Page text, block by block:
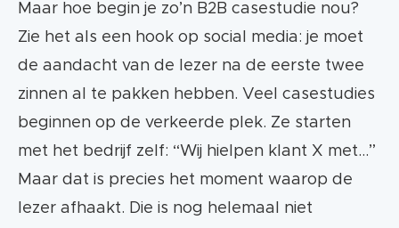
Maar hoe begin je zo’n B2B casestudie nou?
Zie het als een hook op social media: je moet
de aandacht van de lezer na de eerste twee
zinnen al te pakken hebben. Veel casestudies
beginnen op de verkeerde plek. Ze starten
met het bedrijf zelf: “Wij hielpen klant X met…”
Maar dat is precies het moment waarop de
lezer afhaakt. Die is nog helemaal niet